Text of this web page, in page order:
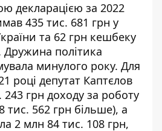
декларацією за 2022
435 тис. 681 грн у
та 62 грн кешбеку
Дружина політика
минулого року. Для
році депутат Каптєлов
243 грн доходу за роботу
тис. 562 грн більше), а
2 млн 84 тис. 108 грн,